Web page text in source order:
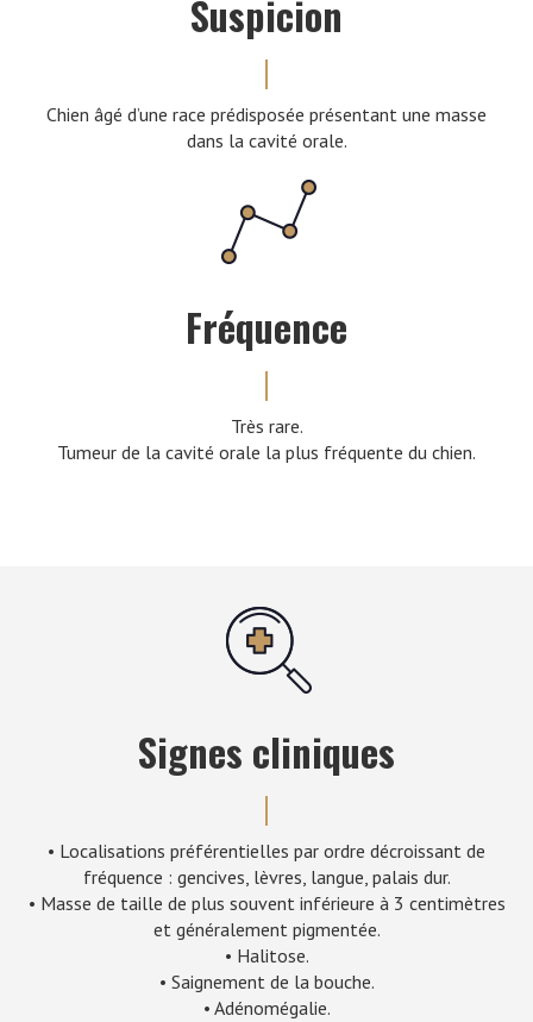
Suspicion
Chien âgé d’une race prédisposée présentant une masse
dans la cavité orale.
Fréquence
Très rare.
Tumeur de la cavité orale la plus fréquente du chien.
Signes cliniques
• Localisations préférentielles par ordre décroissant de
fréquence : gencives, lèvres, langue, palais dur.
• Masse de taille de plus souvent inférieure à 3 centimètres
et généralement pigmentée.
• Halitose.
• Saignement de la bouche.
• Adénomégalie.